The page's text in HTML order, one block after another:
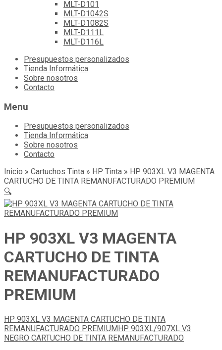
MLT-D101
MLT-D1042S
MLT-D1082S
MLT-D111L
MLT-D116L
Skip
content
Presupuestos personalizados
Tienda Informática
Sobre nosotros
Contacto
Menu
Presupuestos personalizados
Tienda Informática
Sobre nosotros
Contacto
Inicio » Cartuchos Tinta » HP Tinta » HP 903XL V3 MAGENTA
CARTUCHO DE TINTA REMANUFACTURADO PREMIUM
🔍
HP 903XL V3 MAGENTA
CARTUCHO DE TINTA
REMANUFACTURADO
PREMIUM
HP 903XL V3 MAGENTA CARTUCHO DE TINTA
REMANUFACTURADO PREMIUM HP 903XL/907XL V3
NEGRO CARTUCHO DE TINTA REMANUFACTURADO